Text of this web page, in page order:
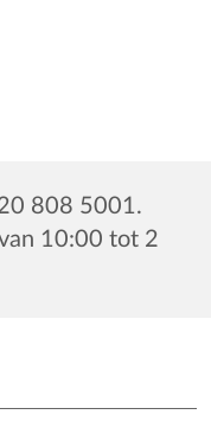
808 5001.
10:00 tot 2